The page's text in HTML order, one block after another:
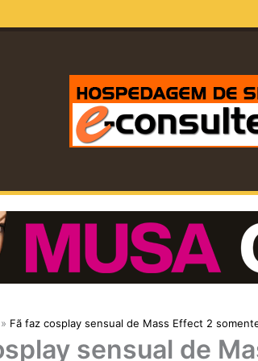
Fã faz cosplay sensual de Mass Effect 2
sensual de